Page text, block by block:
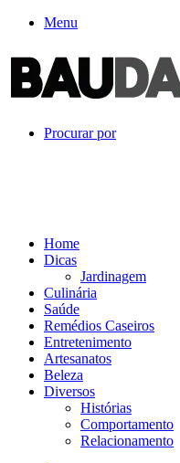
Menu
Procurar por
Home
Dicas
Jardinagem
Culinária
Saúde
Remédios Caseiros
Entretenimento
Artesanatos
Beleza
Diversos
Histórias
Comportamento
Relacionamento